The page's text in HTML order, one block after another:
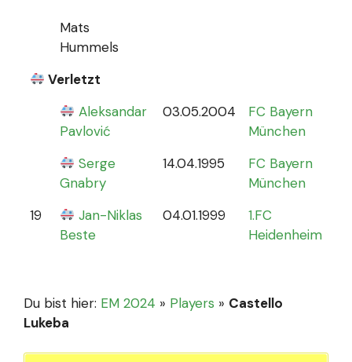
Mats
Hummels
Verletzt
Aleksandar
Pavlović
03.05.2004
FC Bayern
München
Serge
Gnabry
14.04.1995
FC Bayern
München
19
Jan-Niklas
Beste
04.01.1999
1.FC
Heidenheim
Du bist hier: EM 2024 » Players » Castello
Lukeba